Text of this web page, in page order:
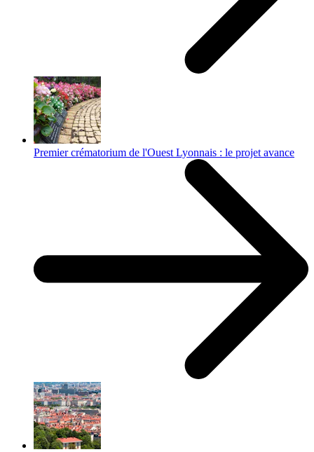
Premier crématorium de l'Ouest Lyonnais : le projet avance